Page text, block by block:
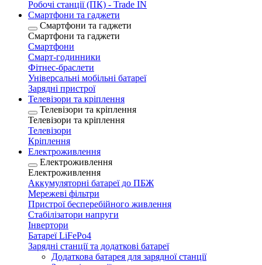
Робочі станції (ПК) - Trade IN
Смартфони та гаджети
Смартфони та гаджети
Смартфони та гаджети
Смартфони
Смарт-годинники
Фітнес-браслети
Універсальні мобільні батареї
Зарядні пристрої
Телевізори та кріплення
Телевізори та кріплення
Телевізори та кріплення
Телевізори
Кріплення
Електроживлення
Електроживлення
Електроживлення
Аккумуляторні батареї до ПБЖ
Мережеві фільтри
Пристрої бесперебійного живлення
Стабілізатори напруги
Інвертори
Батареї LiFePo4
Зарядні станції та додаткові батареї
Додаткова батарея для зарядної станції